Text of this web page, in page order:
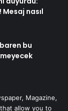
nasıl
bu
Magazine,
allow you to